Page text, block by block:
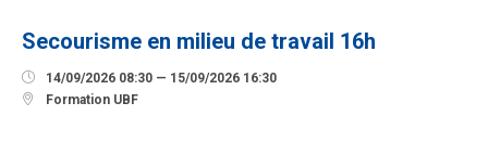
Secourisme en milieu de travail 16h
 14/09/2026 08:30 — 15/09/2026 16:30
 Formation UBF